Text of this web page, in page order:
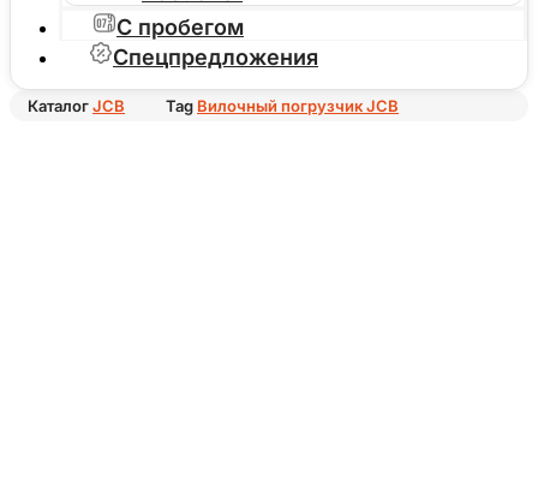
С пробегом
Спецпредложения
КаталогJCB Tag Вилочный погрузчик JCB